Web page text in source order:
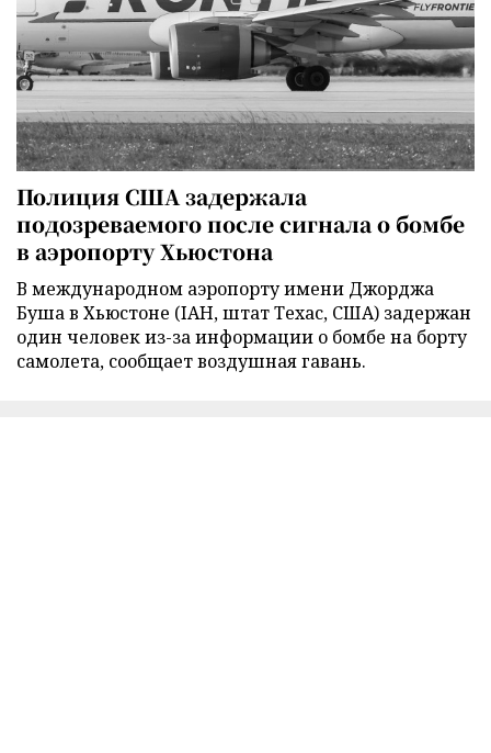
Полиция США задержала
подозреваемого после сигнала о бомбе
в аэропорту Хьюстона
В международном аэропорту имени Джорджа
Буша в Хьюстоне (IAH, штат Техас, США) задержан
один человек из-за информации о бомбе на борту
самолета, сообщает воздушная гавань.